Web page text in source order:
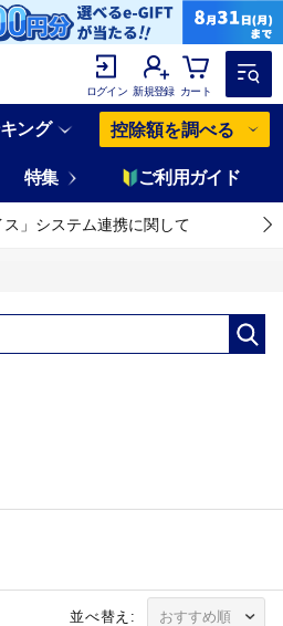
ログイン 新規登録 カート
ング 控除額を調べる
特集 ご利用ガイド
ス」システム連携に関して
並べ替え: